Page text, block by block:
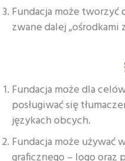
Fundacja może tworzyć
zwane dalej „ośrodkami
Fundacja może dla
posługiwać się
językach obcych.
Fundacja może używać